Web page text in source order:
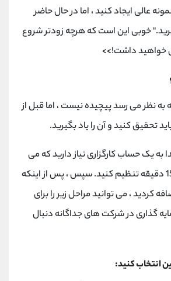
عالی ایجاد کنید ، اما در حال حاضر
خوبی این است که هرچه زودتر شروع
خواهید داشت!>>
به نظر می رسد پیچیده نیست ، اما قبل از
تحقیق کنید و آن را یاد بگیرید.
به یک حساب کارگزاری نیاز دارید که می
توانید در مدت زمان 15 دقیقه تنظیم کنید. سپس ، پس از اینکه
کردید ، می توانید مراحل زیر را برای
گذاری در شرکت های جداگانه دنبال
انتخاب کنید: